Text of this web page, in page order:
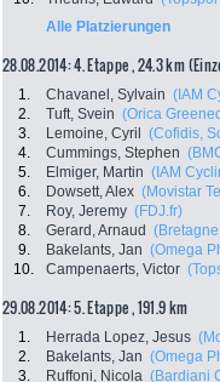
Alle Platzierungen
28.08.2014: 4. Etappe , 24.3 km
1. Chavanel, Sylvain (IAM
2.
Tuft, Svein (Orica
3.
Lemoine, Cyril (Cofidis,
4.
Cummings, Stephen
5.
Elmiger, Martin (IAM
6.
Dowsett, Alex (Movistar
7.
Roy, Jeremy (FDJ.fr)
8.
Gerard, Arnaud
9.
Bakelants, Jan (Omega
10.
Campenaerts, Victor
29.08.2014: 5. Etappe , 191.9 km
1. Herrada Lopez, Jesus
2.
Bakelants, Jan (Omega
3.
Ruffoni, Nicola (Bardiani